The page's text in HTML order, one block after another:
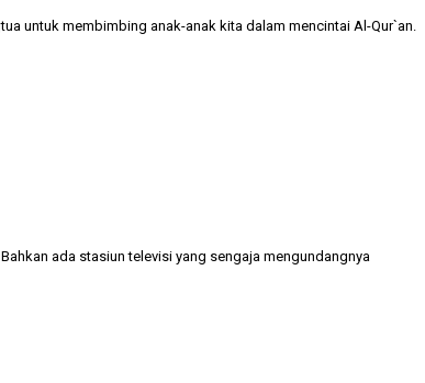
untuk membimbing anak-anak kita dalam mencintai Al-Qur`an.
ada stasiun televisi yang sengaja mengundangnya